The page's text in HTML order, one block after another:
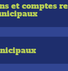
et comptes